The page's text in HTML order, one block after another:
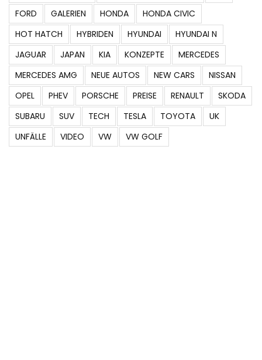
FORD
GALERIEN HONDA
HONDA CIVIC
HOT HATCH
HYBRIDEN HYUNDAI
HYUNDAI N
JAGUAR
JAPAN KIA KONZEPTE
MERCEDES
MERCEDES AMG
NEUE AUTOS NEW CARS
NISSAN
OPEL
PHEV PORSCHE PREISE RENAULT
SKODA
SUBARU
SUV TECH TESLA TOYOTA
UK
UNFÄLLE
VIDEO VW VW GOLF